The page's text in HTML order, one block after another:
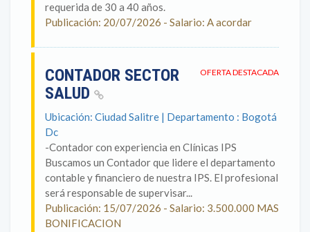
requerida de 30 a 40 años.
Publicación: 20/07/2026 - Salario: A acordar
OFERTA DESTACADA
CONTADOR SECTOR
SALUD
Ubicación: Ciudad Salitre | Departamento : Bogotá
Dc
-Contador con experiencia en Clínicas IPS
Buscamos un Contador que lidere el departamento
contable y financiero de nuestra IPS. El profesional
será responsable de supervisar...
Publicación: 15/07/2026 - Salario: 3.500.000 MAS
BONIFICACION